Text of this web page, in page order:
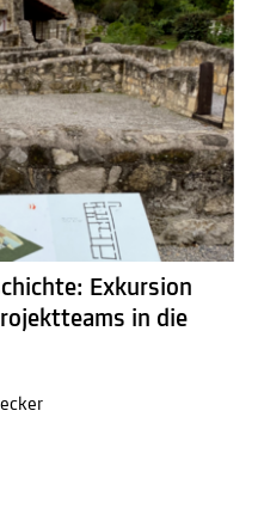
Exkursion
in die